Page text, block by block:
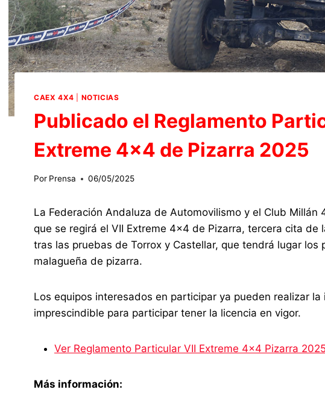
CAEX 4X4 NOTICIAS
Publicado el Reglamento
Extreme 4×4 de Pizarra 2025
Por Prensa 06/05/2025
La Federación Andaluza de Automovilismo y el Club
que se regirá el VII Extreme 4×4 de Pizarra, tercera cita
tras las pruebas de Torrox y Castellar, que tendrá lugar
malagueña de pizarra.
Los equipos interesados en participar ya pueden realizar
imprescindible para participar tener la licencia en vigor.
Ver Reglamento Particular VII Extreme 4×4 Pizarra
Más información: